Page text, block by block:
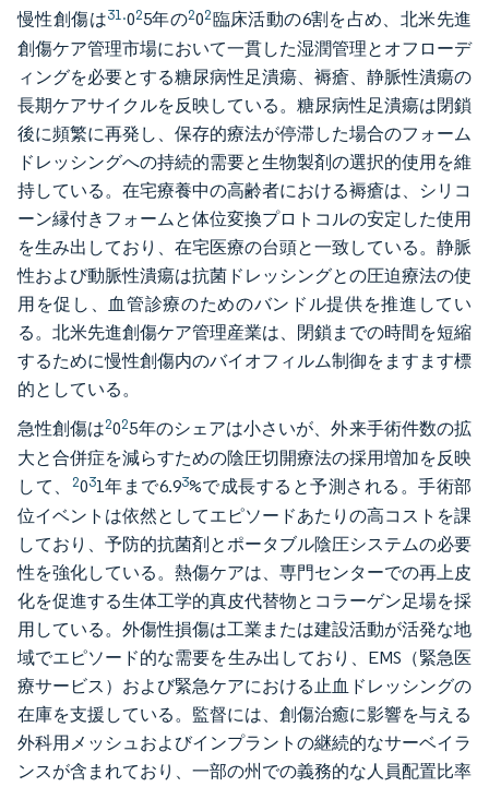
慢性創傷は31.025年の202臨床活動の6割を占め、北米先進
創傷ケア管理市場において一貫した湿潤管理とオフローデ
ィングを必要とする糖尿病性足潰瘍、褥瘡、静脈性潰瘍の
長期ケアサイクルを反映している。糖尿病性足潰瘍は閉鎖
後に頻繁に再発し、保存的療法が停滞した場合のフォーム
ドレッシングへの持続的需要と生物製剤の選択的使用を維
持している。在宅療養中の高齢者における褥瘡は、シリコ
ーン縁付きフォームと体位変換プロトコルの安定した使用
を生み出しており、在宅医療の台頭と一致している。静脈
性および動脈性潰瘍は抗菌ドレッシングとの圧迫療法の使
用を促し、血管診療のためのバンドル提供を推進してい
る。北米先進創傷ケア管理産業は、閉鎖までの時間を短縮
するために慢性創傷内のバイオフィルム制御をますます標
的としている。
急性創傷は2025年のシェアは小さいが、外来手術件数の拡
大と合併症を減らすための陰圧切開療法の採用増加を反映
して、 2031年まで6.93%で成長すると予測される。手術部
位イベントは依然としてエピソードあたりの高コストを課
しており、予防的抗菌剤とポータブル陰圧システムの必要
性を強化している。熱傷ケアは、専門センターでの再上皮
化を促進する生体工学的真皮代替物とコラーゲン足場を採
用している。外傷性損傷は工業または建設活動が活発な地
域でエピソード的な需要を生み出しており、EMS（緊急医
療サービス）および緊急ケアにおける止血ドレッシングの
在庫を支援している。監督には、創傷治癒に影響を与える
外科用メッシュおよびインプラントの継続的なサーベイラ
ンスが含まれており、一部の州での義務的な人員配置比率